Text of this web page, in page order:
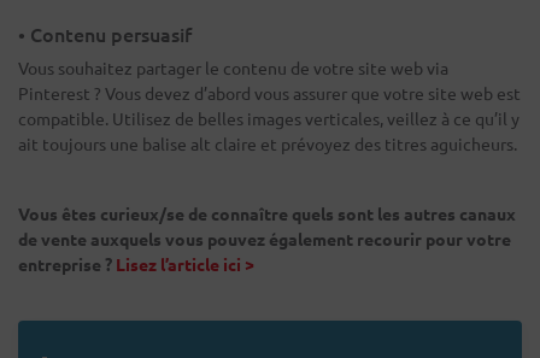
• Contenu persuasif
Vous souhaitez partager le contenu de votre site web via
Pinterest ? Vous devez d’abord vous assurer que votre site web est
compatible. Utilisez de belles images verticales, veillez à ce qu’il y
ait toujours une balise alt claire et prévoyez des titres aguicheurs.
Vous êtes curieux/se de connaître quels sont les autres canaux
de vente auxquels vous pouvez également recourir pour votre
entreprise ? Lisez l’article ici >